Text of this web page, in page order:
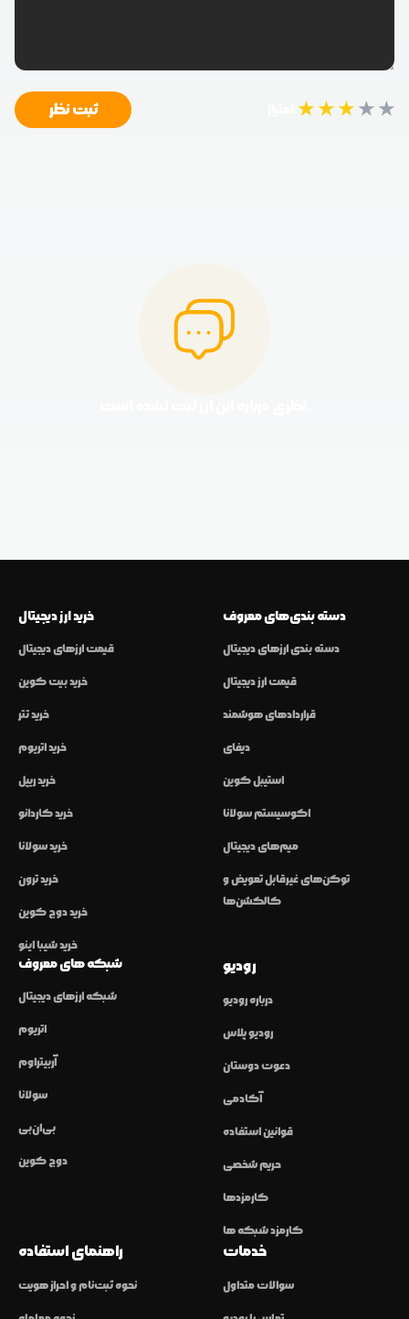
★★★★★ ثبت نظر
خرید ارز دیجیتال
قیمت ارزهای دیجیتال
خرید بیت کوین
خرید تتر
خرید اتریوم
خرید ریپل
خرید کاردانو
خرید سولانا
خرید ترون
خرید دوج کوین
خرید شیبا اینو
دسته بندی‌های معروف
دسته بندی ارزهای دیجیتال
قیمت ارز دیجیتال
قراردادهای هوشمند
دیفای
استیبل کوین
اکوسیستم سولانا
میم‌های دیجیتال
توکن‌های غیرقابل تعویض و
کالکشن‌ها
شبکه های معروف
شبکه ارزهای دیجیتال
اتریوم
آربیتراوم
سولانا
بی‌ان‌بی
دوج کوین
رودیو
درباره رودیو
رودیو پلاس
دعوت دوستان
آکادمی
قوانین استفاده
حریم شخصی
کارمزدها
کارمزد شبکه ها
راهنمای استفاده
نحوه ثبت‌نام و احراز هویت
خدمات
سوالات متداول